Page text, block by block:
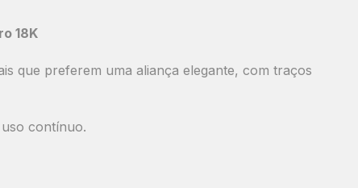
18K
que preferem uma aliança elegante, com traços
contínuo.